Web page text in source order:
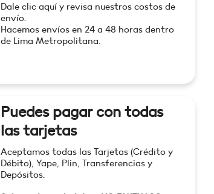
Dale clic aquí y revisa nuestros costos de
envío.
Hacemos envíos en 24 a 48 horas dentro
de Lima Metropolitana.
Puedes pagar con todas
las tarjetas
Aceptamos todas las Tarjetas (Crédito y
Débito), Yape, Plin, Transferencias y
Depósitos.